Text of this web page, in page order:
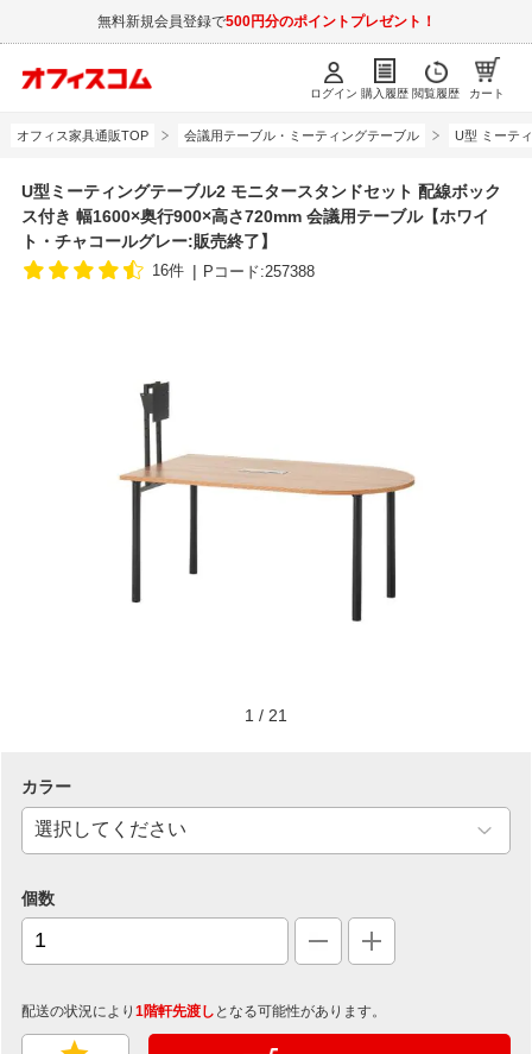
無料新規会員登録で500円分のポイントプレゼント！
ログイン 購入履歴 閲覧履歴 カート
オフィス家具通販TOP 会議用テーブル・ミーティングテーブル U型 ミーテ
U型ミーティングテーブル2 モニタースタンドセット 配線ボック
ス付き 幅1600×奥行900×高さ720mm 会議用テーブル【ホワイ
ト・チャコールグレー:販売終了】
16件 Pコード:257388
1 / 21
カラー
個数
配送の状況により 1階軒先渡し となる可能性があります。